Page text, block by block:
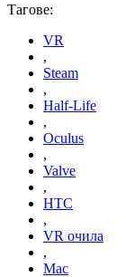
Тагове:
VR
,
Steam
,
Half-Life
,
Oculus
,
Valve
,
HTC
,
VR очила
,
Mac